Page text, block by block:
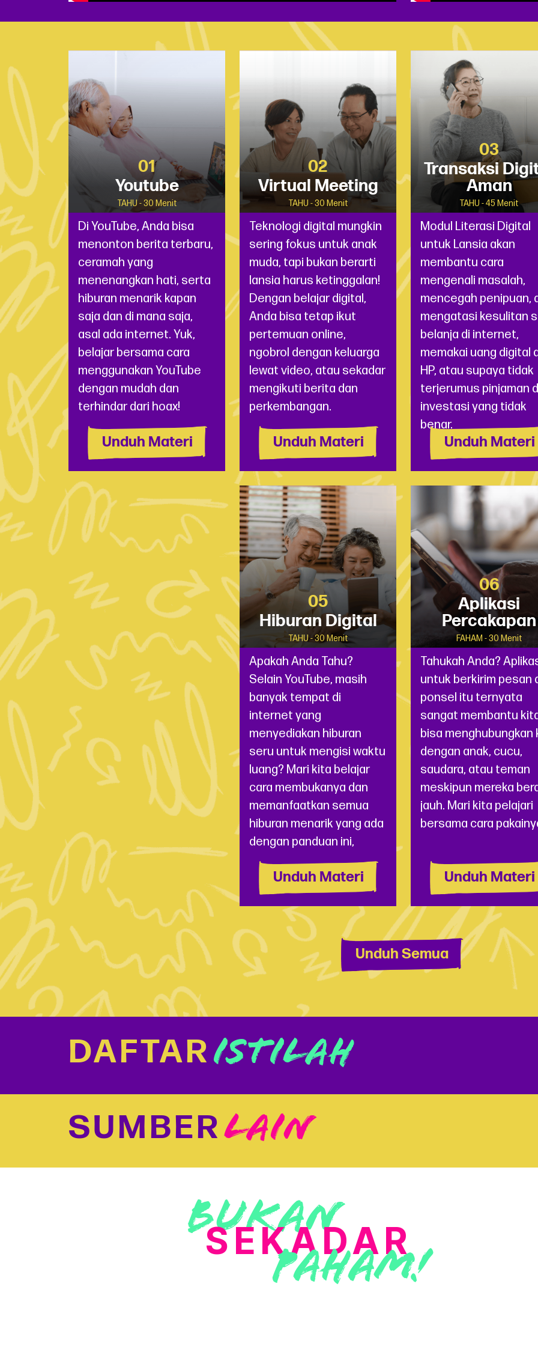
01
Youtube
TAHU - 30 Menit
Di YouTube, Anda bisa
menonton berita terbaru,
ceramah yang
menenangkan hati, serta
hiburan menarik kapan
saja dan di mana saja,
asal ada internet. Yuk,
belajar bersama cara
menggunakan YouTube
dengan mudah dan
terhindar dari hoax!
Unduh Materi
02
Virtual Meeting
TAHU - 30 Menit
Teknologi digital mungkin
sering fokus untuk anak
muda, tapi bukan berarti
lansia harus ketinggalan!
Dengan belajar digital,
Anda bisa tetap ikut
pertemuan online,
ngobrol dengan keluarga
lewat video, atau sekadar
mengikuti berita dan
perkembangan.
Unduh Materi
03
Transaksi
Aman
TAHU - 45 Menit
Modul Literasi Digital
untuk Lansia akan
membantu cara
mengenali masalah,
mencegah penipuan,
mengatasi kesulitan
belanja di internet,
memakai uang digital
HP, atau supaya tidak
terjerumus pinjaman
investasi yang tidak
benar.
Unduh Materi
05
Hiburan Digital
TAHU - 30 Menit
Apakah Anda Tahu?
Selain YouTube, masih
banyak tempat di
internet yang
menyediakan hiburan
seru untuk mengisi waktu
luang? Mari kita belajar
cara membukanya dan
memanfaatkan semua
hiburan menarik yang ada
dengan panduan ini,
Unduh Materi
06
Aplikasi
Percakapan
FAHAM - 30 Menit
Tahukah Anda?
untuk berkirim pesan
ponsel itu ternyata
sangat membantu
bisa menghubungkan
dengan anak, cucu,
saudara, atau teman
meskipun mereka
jauh. Mari kita pelajari
bersama cara
Unduh Materi
Unduh Semua
DAFTARISTILAH
SUMBERLAIN
Bukan
SEKADAR
Paham!